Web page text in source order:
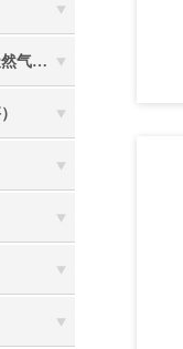
液化气充装电子秤（防爆天然气灌装称）